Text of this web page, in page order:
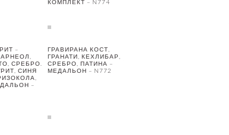
КОМПЛЕКТ – N774
–
СРЕБРО.
СИНЯ
–
ГРАВИРАНА КОСТ,
ГРАНАТИ, КЕХЛИБАР,
СРЕБРО, ПАТИНА –
МЕДАЛЬОН – N772